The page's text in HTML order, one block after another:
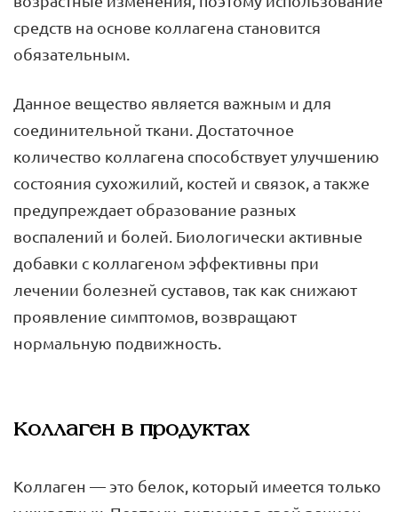
средств на основе коллагена становится
обязательным.
Данное вещество является важным и для
соединительной ткани. Достаточное
количество коллагена способствует улучшению
состояния сухожилий, костей и связок, а также
предупреждает образование разных
воспалений и болей. Биологически активные
добавки с коллагеном эффективны при
лечении болезней суставов, так как снижают
проявление симптомов, возвращают
нормальную подвижность.
Коллаген в продуктах
Коллаген — это белок, который имеется только